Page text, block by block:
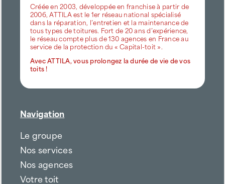
Créée en 2003, développée en franchise à partir de
2006, ATTILA est le 1er réseau national spécialisé
dans la réparation, l’entretien et la maintenance de
tous types de toitures. Fort de 20 ans d’expérience,
le réseau compte plus de 130 agences en France au
service de la protection du « Capital-toit ».
Avec ATTILA, vous prolongez la durée de vie de vos
toits !
Navigation
Le groupe
Nos services
Nos agences
Votre toit